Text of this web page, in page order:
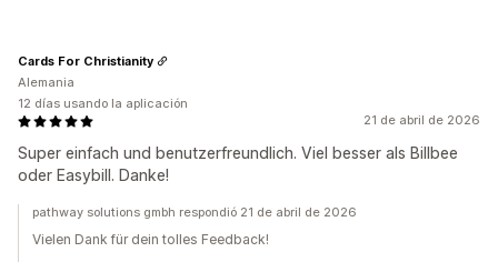
21 de abril de 2026
Super einfach und benutzerfreundlich. Viel besser als Billbee
oder Easybill. Danke!
Cards For Christianity
Alemania
12 días usando la aplicación
pathway solutions gmbh respondió 21 de abril de 2026
Vielen Dank für dein tolles Feedback!